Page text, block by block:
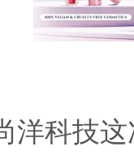
洋科技